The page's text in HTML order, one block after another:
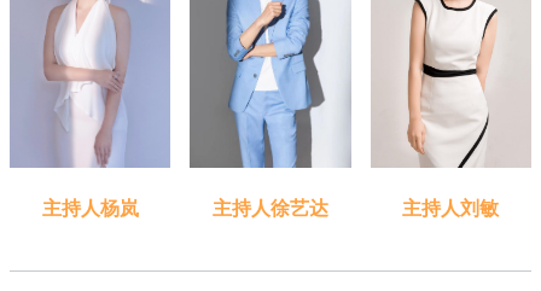
主持人杨岚 主持人徐艺达 主持人刘敏